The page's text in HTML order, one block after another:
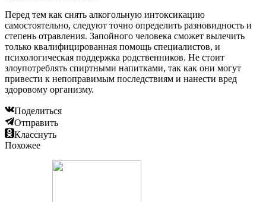
Перед тем как снять алкогольную интоксикацию
самостоятельно, следуют точно определить разновидность и
степень отравления. Запойного человека сможет вылечить
только квалифицированная помощь специалистов, и
психологическая поддержка родственников. Не стоит
злоупотреблять спиртными напитками, так как они могут
привести к непоправимым последствиям и нанести вред
здоровому организму.
Поделиться
Отправить
Класснуть
Похожее